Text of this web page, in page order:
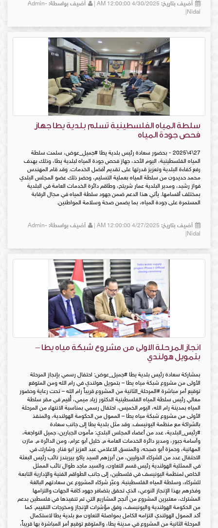
أضيف بتاريخ: أضيف بواسطة: Admin-
Nidal|
سلطة المياه الفلسطينية تسلم بلدية يطا جهاز
فحص جودة المياه
27\4\2025 - بحضور سعادة رئيس بلدية يطا #جميل_عوض، سلمت سلطة
المياه الفلسطينية، اليوم الأحد، جهاز فحص جودة المياه لبلدية يطا، وذلك بهدف
رفع كفاءة البلدية وتعزيز قدرتها على تقديم أفضل الخدمات. وقد قام المهندس
محمد حديدون من سلطة المياه بعملية التسليم، وحضر ذلك عضو المجلس البلدي
فواز رشيد، ومدير البلدية عمار شريتح، وطاقم دائرة الخدمات العامة في البلدية
بمختلف أقسامها. يأتي هذا الدعم ضمن جهود سلطة المياه في مجال الرقابة
المستمرة على جودة المياه، بما يضمن صحة وسلامة المواطنين.
أضيف بتاريخ: أضيف بواسطة: Admin-
Nidal|
انجاز المرحلة الاولى من مشروع شبكة مياه يطا –
بتمويل هولندي
بمشاركة سعادة رئيس بلدية يطا #جميل_عوض: احتفال رسمي بإنجاز المرحلة
الأولى من مشروع شبكة مياه يطا – بتمويل هولندي في رام الله ومن المتوقع
توقيع أمر مباشرة #المرحلة_الثانية من المشروع قريباً رام الله – تحت رعاية وحضور
معالي رئيس سلطة المياه الفلسطينية الدكتور زياد ميمي، أُقيم في مقر سلطة
المياه بمدينة رام الله، اليوم الخميس، احتفال رسمي بمناسبة الانتهاء من المرحلة
الأولى من مشروع شبكة مياه يطا – الممول من الحكومة الهولندية، والمنفذ
بالشراكة مع منظمة اليونيسف. وقد مثل بلدية يطا إلى جانب سعادة
#رئيس_البلدية، عدد من أعضاء المجلس البلدي: مأمون الجبارين، جميل النواجعة،
وأسامة جبور، ومدير دائرة الخدمات العامة م. خليل أبو عرام، ومن الدائرة م. مازن
المهانية، وحمزة أبو صبحه، والمنسق الاعلامي عبد العزيز ابو فنار. وشارك في
الاحتفال عدد من الشركاء الدوليين، من أبرزهم السيد ياكو بيريندز نائب رئيس البعثة
في الممثلية الهولندية رئيس قسم التعاون، والسيد ماجد طوال نائب الممثل
الخاص لمنظمة اليونيسف في فلسطين، إلى جانب الطواقم الفنية والإدارية التابعة
للشركاء، وسلطة المياه الفلسطينية. وعبّر شركاء المشروع عن سعادتهم البالغة
وفخرهم بهذا الإنجاز النوعي، الذي تحقق بتضافر جهود كافة الجهات والتزامها
المشترك، معتبرين المشروع من أنجح المشاريع التي تم تنفيذها في فلسطين بدعم
من الحكومة الهولندية واليونيسف، وفق مؤشرات الإنجاز ومخرجات التقييم. كما
أكد الممول الهولندي التزامه الكامل بمواصلة التعاون مع بلدية يطا لاستكمال
المرحلة الثانية من المشروع في مدينة يطا، والمتوقع توقيع أمر المباشرة بها قريباً،